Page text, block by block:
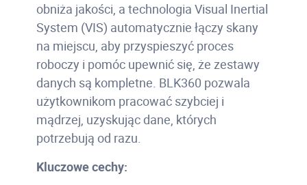
obniża jakości, a technologia Visual Inertial
System (VIS) automatycznie łączy skany
na miejscu, aby przyspieszyć proces
roboczy i pomóc upewnić się, że zestawy
danych są kompletne. BLK360 pozwala
użytkownikom pracować szybciej i
mądrzej, uzyskując dane, których
potrzebują od razu.
Kluczowe cechy: